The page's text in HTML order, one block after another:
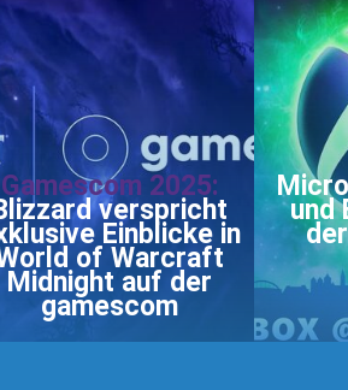
Gamescom 2025:
verspricht
Einblicke in
of Warcraft
Midnight auf der
gamescom
und